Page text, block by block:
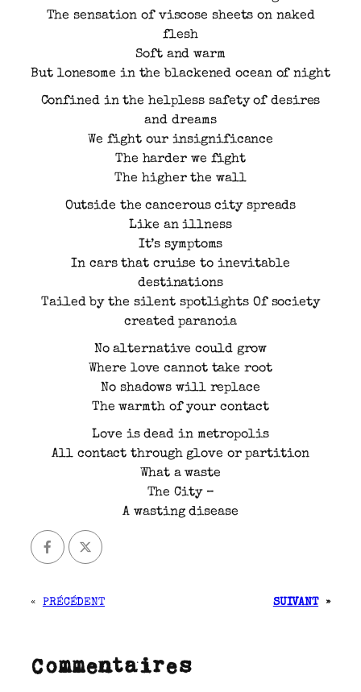
The sensation of viscose sheets on naked
flesh
Soft and warm
But lonesome in the blackened ocean of night
Confined in the helpless safety of desires
and dreams
We fight our insignificance
The harder we fight
The higher the wall
Outside the cancerous city spreads
Like an illness
It’s symptoms
In cars that cruise to inevitable
destinations
Tailed by the silent spotlights Of society
created paranoia
No alternative could grow
Where love cannot take root
No shadows will replace
The warmth of your contact
Love is dead in metropolis
All contact through glove or partition
What a waste
The City –
A wasting disease
« PRÉCÉDENT SUIVANT »
Commentaires